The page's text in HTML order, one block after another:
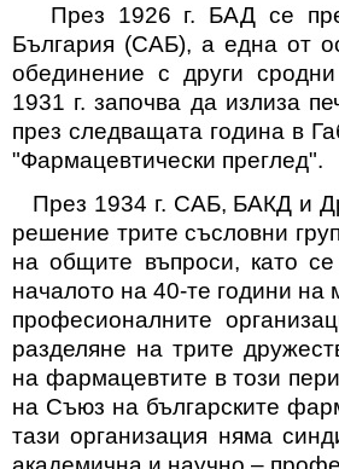
През 1926 г. БАД се
България (САБ), а една от
обединение с други
1931 г. започва да излиза
през следващата година в
"Фармацевтически преглед".
През 1934 г. САБ, БАКД и
решение трите съсловни
на общите въпроси, като
началото на 40-те години на
професионалните
разделяне на трите
на фармацевтите в този
на Съюз на българските
тази организация няма